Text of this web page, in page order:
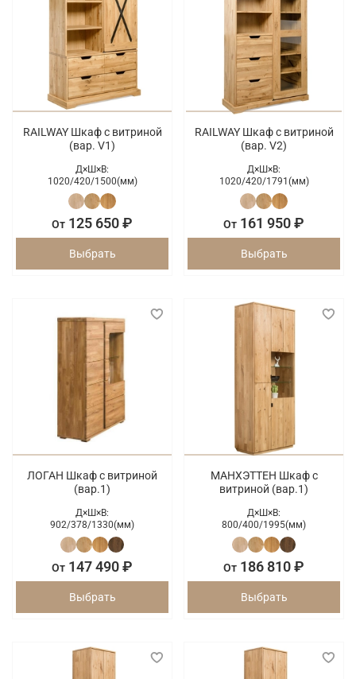
RAILWAY Шкаф с витриной
(вар. V1)
Д×Ш×В:
1020/420/1500(мм)
От 125 650 ₽
Выбрать
RAILWAY Шкаф с витриной
(вар. V2)
Д×Ш×В:
1020/420/1791(мм)
От 161 950 ₽
Выбрать
ЛОГАН Шкаф с витриной
(вар.1)
Д×Ш×В:
902/378/1330(мм)
От 147 490 ₽
Выбрать
МАНХЭТТЕН Шкаф с
витриной (вар.1)
Д×Ш×В:
800/400/1995(мм)
От 186 810 ₽
Выбрать